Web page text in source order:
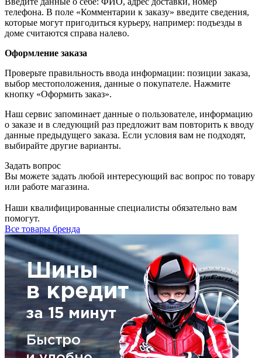
телефона. В поле «Комментарии к заказу» введите сведения,
которые могут пригодиться курьеру, например: подъезды в
доме считаются справа налево.
Оформление заказа
Проверьте правильность ввода информации: позиции заказа,
выбор местоположения, данные о покупателе. Нажмите
кнопку «Оформить заказ».
Наш сервис запоминает данные о пользователе, информацию
о заказе и в следующий раз предложит вам повторить к вводу
данные предыдущего заказа. Если условия вам не подходят,
выбирайте другие варианты.
Задать вопрос
Вы можете задать любой интересующий вас вопрос по товару
или работе магазина.
Наши квалифицированные специалисты обязательно вам
помогут.
Все товары бренда